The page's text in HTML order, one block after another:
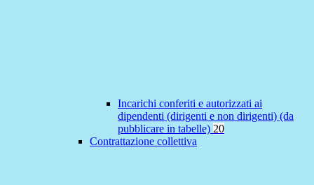
Incarichi conferiti e autorizzati ai
dipendenti (dirigenti e non dirigenti) (da
pubblicare in tabelle) 20
Contrattazione collettiva